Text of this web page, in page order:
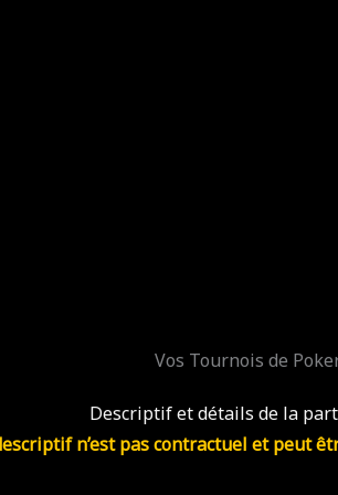
Vos Tournois de
Descriptif et détails de la
n’est pas contractuel et peut